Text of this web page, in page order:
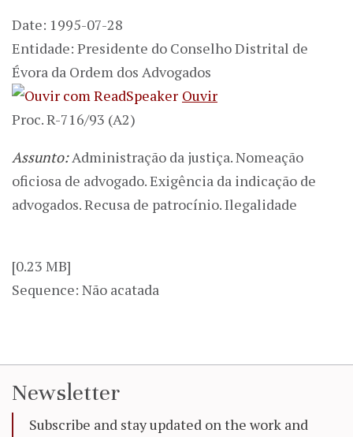
Date: 1995-07-28
Entidade: Presidente do Conselho Distrital de
Évora da Ordem dos Advogados
Ouvir
Proc. R-716/93 (A2)
Assunto:Administração da justiça. Nomeação
oficiosa de advogado. Exigência da indicação de
advogados. Recusa de patrocínio. Ilegalidade
[0.23 MB]
Sequence: Não acatada
Newsletter
Subscribe and stay updated on the work and